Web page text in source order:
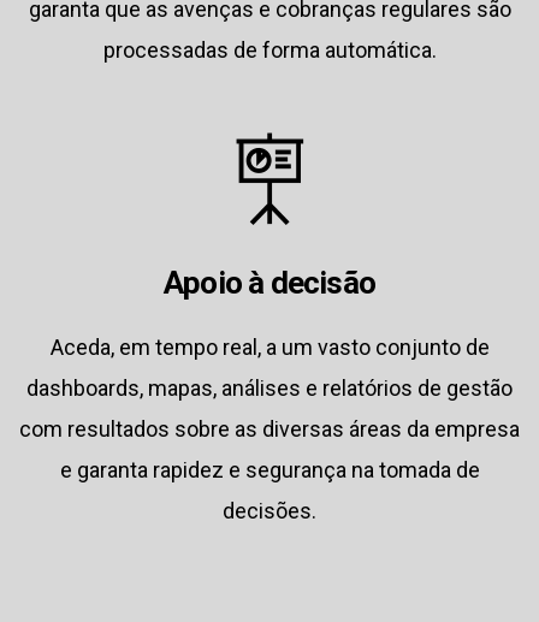
garanta que as avenças e cobranças regulares são
processadas de forma automática.
Apoio à decisão
Aceda, em tempo real, a um vasto conjunto de
dashboards, mapas, análises e relatórios de gestão
com resultados sobre as diversas áreas da empresa
e garanta rapidez e segurança na tomada de
decisões.